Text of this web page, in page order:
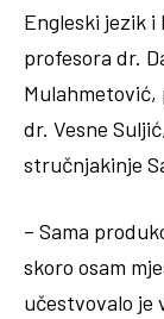
Engleski jezik
profesora dr.
Mulahmetović,
dr. Vesne
stručnjakinje
– Sama
skoro osam
učestvovalo je